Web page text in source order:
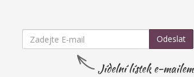
Odeslat
Jídelní lístek e-mailem